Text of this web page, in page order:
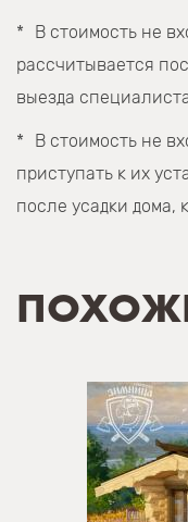
В стоимость не
рассчитывается
выезда
В стоимость не
приступать к их
после усадки дома,